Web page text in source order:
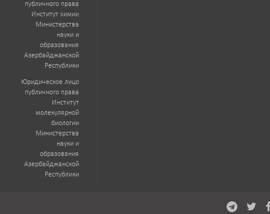
публичного права
Институт химии
Министерства
науки и
образования
Азербайджанской
Республики
Юридическое лицо
публичного права
Институт
молекулярной
биологии
Министерства
науки и
образования
Азербайджанской
Республики